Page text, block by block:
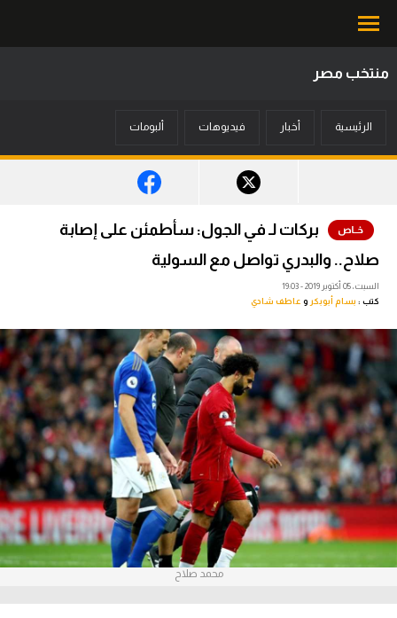
فانتازي في الجول
فيديوهات
عدسات
آراء حرة
ركن الألعاب
بطولات
أمريكا 2026
الدوري المصري
منتخب مصر
الرئيسية أخبار فيديوهات ألبومات
بركات لـ في الجول: سأطمئن على إصابة
صلاح.. والبدري تواصل مع السولية
السبت، 05 أكتوبر 2019 - 19:03
كتب : بسام أبوبكر و عاطف شادي
محمد صلاح